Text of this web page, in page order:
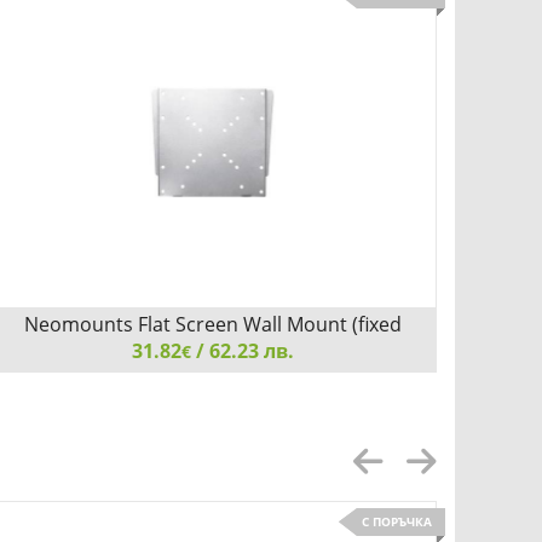
Neomounts Flat Screen Wall Mount (fixed
31.82€ / 62.23 лв.
С ПОРЪЧКА